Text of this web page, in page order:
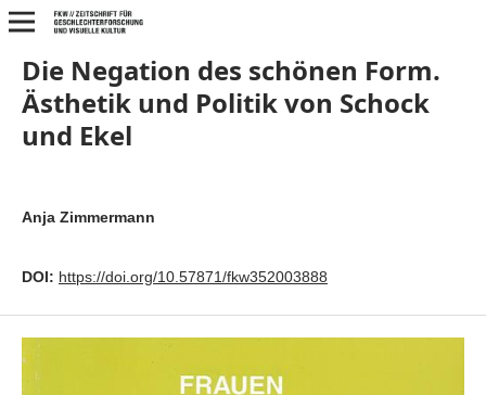
Die Negation des schönen Form.
Ästhetik und Politik von Schock
und Ekel
Anja Zimmermann
DOI: https://doi.org/10.57871/fkw352003888